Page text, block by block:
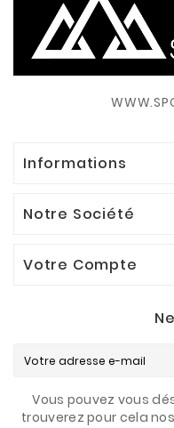
Informations
Notre Société
Votre Compte
Vous pouvez vous
trouverez pour cela